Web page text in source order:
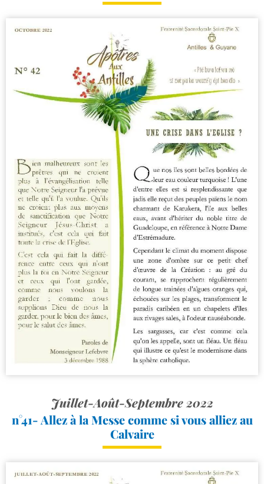
Juillet-Août-Septembre 2022
n°41- Allez à la Messe comme si vous alliez au
Calvaire